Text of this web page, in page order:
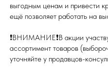
выгодным ценам и привести
ещё позволяет работать на
❗️ВНИМАНИЕ❗️В акции
ассортимент товаров
уточняйте у продавцов-